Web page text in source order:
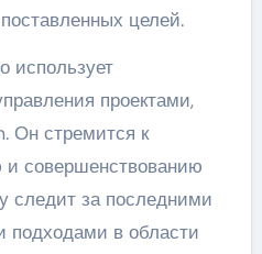
целей.
использует
проектами,
Он стремится к
и совершенствованию
следит за последними
в области